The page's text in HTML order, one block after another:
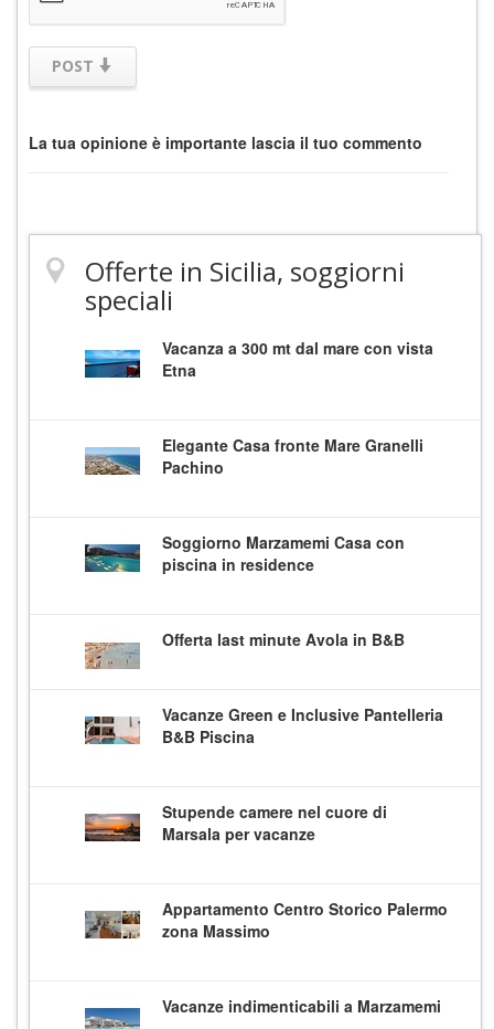
POST
La tua opinione è importante lascia il tuo commento
Offerte in Sicilia, soggiorni
speciali
Vacanza a 300 mt dal mare con vista
Etna
Elegante Casa fronte Mare Granelli
Pachino
Soggiorno Marzamemi Casa con
piscina in residence
Offerta last minute Avola in B&B
Vacanze Green e Inclusive Pantelleria
B&B Piscina
Stupende camere nel cuore di
Marsala per vacanze
Appartamento Centro Storico Palermo
zona Massimo
Vacanze indimenticabili a Marzamemi